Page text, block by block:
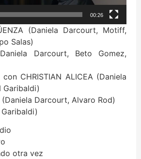
00:26
(Daniela Darcourt, Motiff,
Salas)
Darcourt, Beto Gomez,
CHRISTIAN ALICEA (Daniela
Garibaldi)
(Daniela Darcourt, Alvaro Rod)
otra vez